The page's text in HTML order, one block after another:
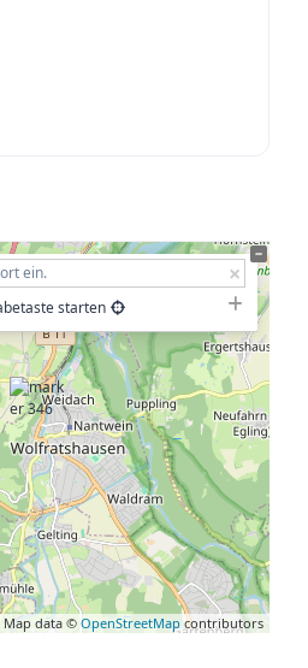
starten
Map data © OpenStreetMap contributors